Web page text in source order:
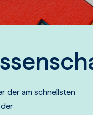
der am schnellsten